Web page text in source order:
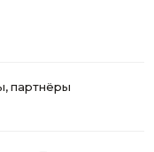
партнёры